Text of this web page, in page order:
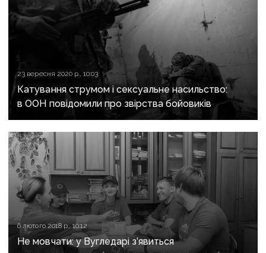
23 вересня 2020 р., 10:03
Катування струмом і сексуальне насильство:
в ООН повідомили про звірства бойовиків
6 лютого 2018 р., 10:12
Не мовчати: у Вугледарі з’явиться